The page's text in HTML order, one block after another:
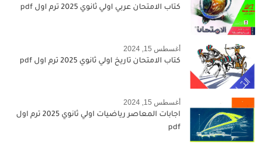
كتاب الامتحان عربي اولي ثانوي 2025 ترم اول pdf
أغسطس 15, 2024
كتاب الامتحان تاريخ اولي ثانوي 2025 ترم اول pdf
أغسطس 15, 2024
اجابات المعاصر رياضيات اولي ثانوي 2025 ترم اول
pdf